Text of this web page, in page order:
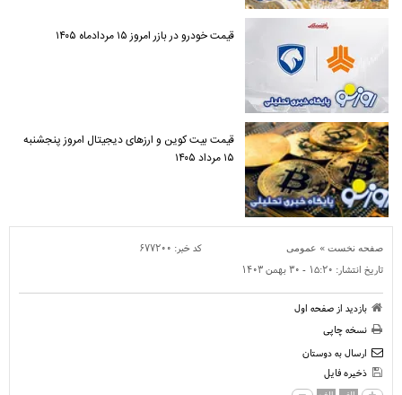
قیمت خودرو در بازر امروز ۱۵ مردادماه ۱۴۰۵
قیمت بیت کوین و ارز‌های دیجیتال امروز پنجشنبه
۱۵ مرداد ۱۴۰۵
صفحه نخست » عمومی کد خبر: ۶۷۷۲۰۰
تاریخ انتشار: ۱۵:۲۰ - ۳۰ بهمن ۱۴۰۳
بازدید از صفحه اول
نسخه چاپی
ارسال به دوستان
ذخیره فایل